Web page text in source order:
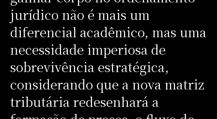
jurídico não é mais um
diferencial acadêmico, mas uma
necessidade imperiosa de
sobrevivência estratégica,
considerando que a nova matriz
tributária redesenhará a